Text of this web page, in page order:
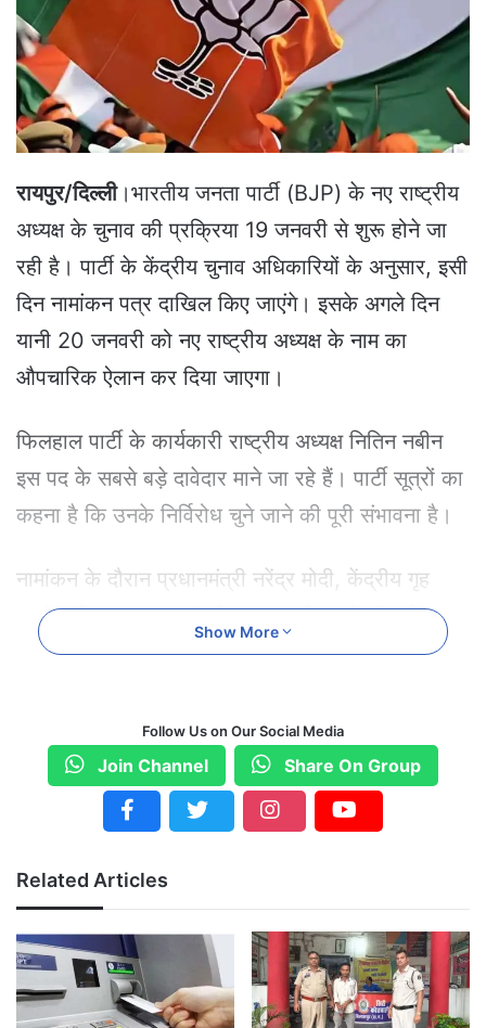
a
रायपुर/दिल्ली।भारतीय जनता पार्टी (BJP) के नए राष्ट्रीय
अध्यक्ष के चुनाव की प्रक्रिया 19 जनवरी से शुरू होने जा
रही है। पार्टी के केंद्रीय चुनाव अधिकारियों के अनुसार, इसी
दिन नामांकन पत्र दाखिल किए जाएंगे। इसके अगले दिन
यानी 20 जनवरी को नए राष्ट्रीय अध्यक्ष के नाम का
औपचारिक ऐलान कर दिया जाएगा।
फिलहाल पार्टी के कार्यकारी राष्ट्रीय अध्यक्ष नितिन नबीन
इस पद के सबसे बड़े दावेदार माने जा रहे हैं। पार्टी सूत्रों का
कहना है कि उनके निर्विरोध चुने जाने की पूरी संभावना है।
नामांकन के दौरान प्रधानमंत्री नरेंद्र मोदी, केंद्रीय गृह
मंत्री अमित शाह, रक्षा मंत्री राजनाथ सिंह और निवर्तमान
राष्ट्रीय अध्यक्ष जेपी नड्डा प्रस्तावक के रूप में मौजूद रह
इस चुनाव प्रक्रिया के लिए बीजेपी शासित राज्यों के
मुख्यमंत्रियों, प्रदेश अध्यक्षों और राष्ट्रीय परिषद के सदस्यों
को दिल्ली बुलाया गया है।
अगर 46 वर्षीय नितिन नबीन राष्ट्रीय अध्यक्ष चुने जाते हैं, तो
वे बीजेपी के इतिहास के सबसे युवा राष्ट्रीय अध्यक्ष होंगे। यह
चुनाव जेपी नड्डा के लंबे कार्यकाल के बाद संगठन में बड़े
बदलाव की ओर इशारा करता है।
Show More
Follow Us on Our Social Media
Join Channel Share On Group
Related Articles